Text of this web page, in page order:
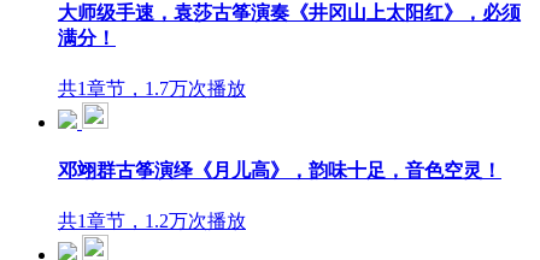
大师级手速，袁莎古筝演奏《井冈山上太阳红》，必须
满分！
共1章节，1.7万次播放
邓翊群古筝演绎《月儿高》，韵味十足，音色空灵！
共1章节，1.2万次播放